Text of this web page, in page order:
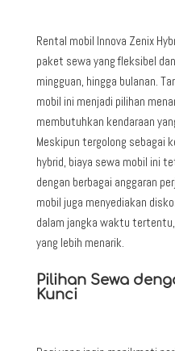
Rental mobil Innova Zenix
paket sewa yang fleksibel
mingguan, hingga bulanan.
mobil ini menjadi pilihan
membutuhkan kendaraan
Meskipun tergolong sebagai
hybrid, biaya sewa mobil ini
dengan berbagai anggaran
mobil juga menyediakan
dalam jangka waktu
yang lebih menarik.
Pilihan Sewa
Kunci